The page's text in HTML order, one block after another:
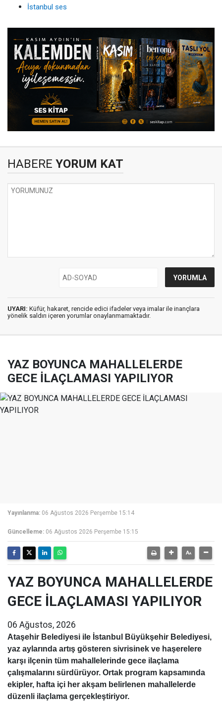
İstanbul ses
HABERE YORUM KAT
UYARI: Küfür, hakaret, rencide edici ifadeler veya imalar ile inançlara
yönelik saldırı içeren yorumlar onaylanmamaktadır.
YAZ BOYUNCA MAHALLELERDE
GECE İLAÇLAMASI YAPILIYOR
Yayınlanma: 06 Ağustos 2026 Perşembe 15:14
Güncelleme: 06 Ağustos 2026 Perşembe 15:15
YAZ BOYUNCA MAHALLELERDE
GECE İLAÇLAMASI YAPILIYOR
06 Ağustos, 2026
Ataşehir Belediyesi ile İstanbul Büyükşehir Belediyesi,
yaz aylarında artış gösteren sivrisinek ve haşerelere
karşı ilçenin tüm mahallelerinde gece ilaçlama
çalışmalarını sürdürüyor. Ortak program kapsamında
ekipler, hafta içi her akşam belirlenen mahallelerde
düzenli ilaçlama gerçekleştiriyor.